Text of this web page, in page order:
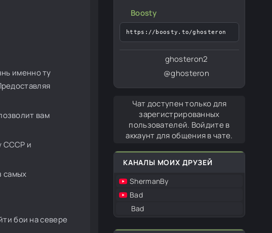
именно ту
вам
СССР и
самых
бои на севере
Boosty
https://boosty.to/ghosteron
ghosteron2
@ghosteron
Чат доступен только для
зарегистрированных
пользователей. Войдите в
аккаунт для общения в чате.
КАНАЛЫ МОИХ ДРУЗЕЙ
ShermanBy
Bad
Bad